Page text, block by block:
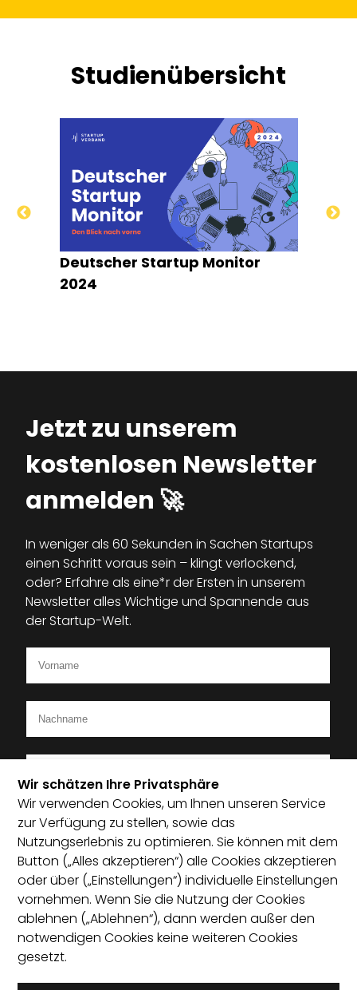
Studienübersicht
Deutscher Startup Monitor
2024
Jetzt zu unserem
kostenlosen Newsletter
anmelden 🚀
In weniger als 60 Sekunden in Sachen Startups
einen Schritt voraus sein – klingt verlockend,
oder? Erfahre als eine*r der Ersten in unserem
Newsletter alles Wichtige und Spannende aus
der Startup-Welt.
Ich bin Mitglied im Startup-Verband
Ich habe die Datenschutzerklärung zur Kenntnis
genommen und bin damit einverstanden, dass die von
mir angegebenen Daten elektronisch erhoben und
gespeichert werden. Mit dem Absenden erkläre ich mich
mit der Verarbeitung einverstanden.
Wir schätzen Ihre Privatsphäre
Wir verwenden Cookies, um Ihnen unseren Service
zur Verfügung zu stellen, sowie das
Nutzungserlebnis zu optimieren. Sie können mit dem
Button („Alles akzeptieren“) alle Cookies akzeptieren
oder über („Einstellungen“) individuelle Einstellungen
vornehmen. Wenn Sie die Nutzung der Cookies
ablehnen („Ablehnen“), dann werden außer den
notwendigen Cookies keine weiteren Cookies
gesetzt.